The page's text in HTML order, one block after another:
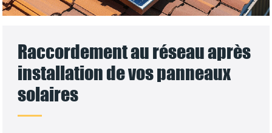
Raccordement au réseau après
installation de vos panneaux
solaires